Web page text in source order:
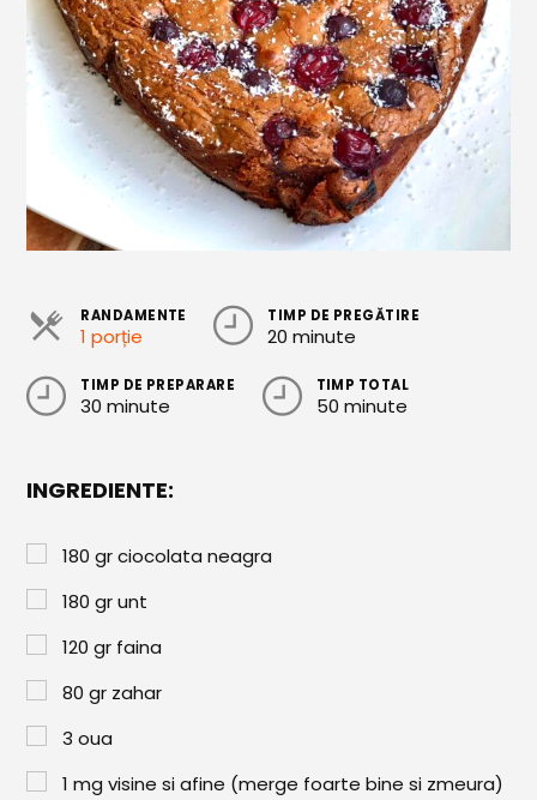
Fursecuri
Brioșe și Checuri
Budinci, Jeleuri și Sufleuri
Cheesecake
Cozonaci
Deserturi Sănătoase
Prăjituri
Conserve
Sirop / Compot
Sosuri și Condimente
Garnituri
Pâine
Paste & Risotto
Patiserie
Aluaturi Dulci
RANDAMENTE
1 porție
TIMP DE PREGĂTIRE
20 minute
TIMP DE PREPARARE
30 minute
TIMP TOTAL
50 minute
INGREDIENTE:
180 gr ciocolata neagra
180 gr unt
120 gr faina
80 gr zahar
3 oua
1 mg visine si afine (merge foarte bine si zmeura)